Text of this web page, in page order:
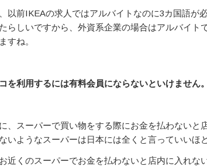
以前IKEAの求人ではアルバイトなのに3カ国語が
らしいですから、外資系企業の場合はアルバイト
すね。
を利用するには有料会員にならないといけません。
、スーパーで買い物をする際にお金を払わないと
いようなスーパーは日本には全くと言っていいほ
近くのスーパーでお金を払わないと店内に入れな